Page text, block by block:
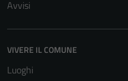
Avvisi
VIVERE IL COMUNE
Luoghi